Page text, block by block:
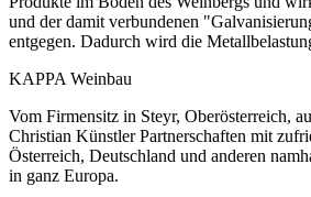
und der damit verbundenen
entgegen. Dadurch wird die
KAPPA Weinbau
Vom Firmensitz in Steyr, Oberösterreich,
Christian Künstler Partnerschaften mit
Österreich, Deutschland und anderen
in ganz Europa.